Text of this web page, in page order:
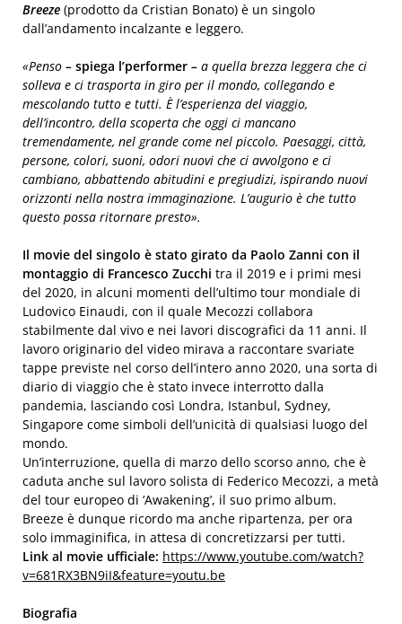
Breeze (prodotto da Cristian Bonato) è un singolo
dall’andamento incalzante e leggero.
«Penso – spiega l’performer – a quella brezza leggera che ci
solleva e ci trasporta in giro per il mondo, collegando e
mescolando tutto e tutti. È l’esperienza del viaggio,
dell’incontro, della scoperta che oggi ci mancano
tremendamente, nel grande come nel piccolo. Paesaggi, città,
persone, colori, suoni, odori nuovi che ci avvolgono e ci
cambiano, abbattendo abitudini e pregiudizi, ispirando nuovi
orizzonti nella nostra immaginazione. L’augurio è che tutto
questo possa ritornare presto».
Il movie del singolo è stato girato da Paolo Zanni con il
montaggio di Francesco Zucchi tra il 2019 e i primi mesi
del 2020, in alcuni momenti dell’ultimo tour mondiale di
Ludovico Einaudi, con il quale Mecozzi collabora
stabilmente dal vivo e nei lavori discografici da 11 anni. Il
lavoro originario del video mirava a raccontare svariate
tappe previste nel corso dell’intero anno 2020, una sorta di
diario di viaggio che è stato invece interrotto dalla
pandemia, lasciando così Londra, Istanbul, Sydney,
Singapore come simboli dell’unicità di qualsiasi luogo del
mondo.
Un’interruzione, quella di marzo dello scorso anno, che è
caduta anche sul lavoro solista di Federico Mecozzi, a metà
del tour europeo di ‘Awakening’, il suo primo album.
Breeze è dunque ricordo ma anche ripartenza, per ora
solo immaginifica, in attesa di concretizzarsi per tutti.
Link al movie ufficiale: https://www.youtube.com/watch?
v=681RX3BN9iI&feature=youtu.be
Biografia